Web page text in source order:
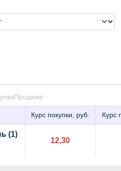
Продажа
Курс покупки, руб. Курс
(1)
12,30